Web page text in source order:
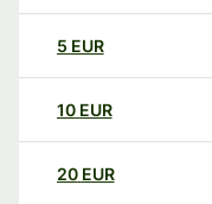
5 EUR
10 EUR
20 EUR